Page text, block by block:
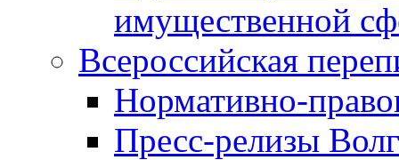
имущественной
Всероссийская
Нормативно-
Пресс-релизы